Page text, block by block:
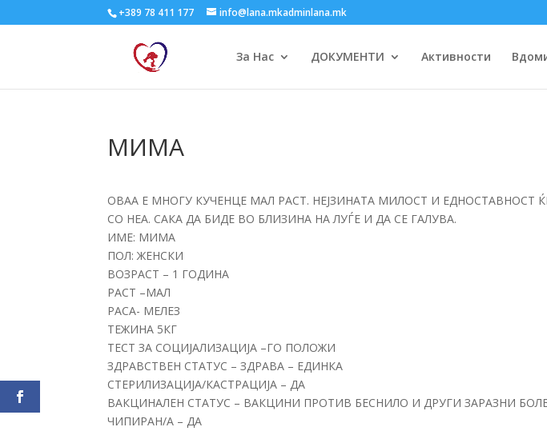
+389 78 411 177 info@lana.mkadminlana.mk
За Нас ДОКУМЕНТИ Активности
МИМА
ОВАА Е МНОГУ КУЧЕНЦЕ МАЛ РАСТ. НЕЈЗИНАТА МИЛОСТ И ЕДНОСТАВНОСТ
СО НЕА. САКА ДА БИДЕ ВО БЛИЗИНА НА ЛУЃЕ И ДА СЕ ГАЛУВА.
ИМЕ: МИМА
ПОЛ: ЖЕНСКИ
ВОЗРАСТ – 1 ГОДИНА
РАСТ –МАЛ
РАСА- МЕЛЕЗ
ТЕЖИНА 5КГ
ТЕСТ ЗА СОЦИЈАЛИЗАЦИЈА –ГО ПОЛОЖИ
ЗДРАВСТВЕН СТАТУС – ЗДРАВА – ЕДИНКА
СТЕРИЛИЗАЦИЈА/КАСТРАЦИЈА – ДА
ВАКЦИНАЛЕН СТАТУС – ВАКЦИНИ ПРОТИВ БЕСНИЛО И ДРУГИ ЗАРАЗНИ
ЧИПИРАН/А – ДА